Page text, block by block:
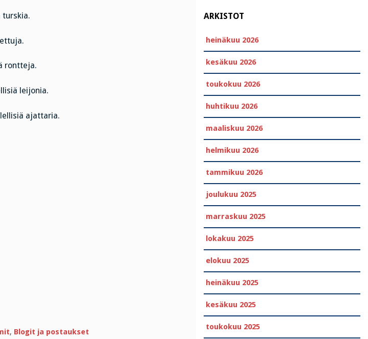
turskia.
rontteja.
leijonia.
ajattaria.
, Blogit ja postaukset
ARKISTOT
heinäkuu 2026
kesäkuu 2026
toukokuu 2026
huhtikuu 2026
maaliskuu 2026
helmikuu 2026
tammikuu 2026
joulukuu 2025
marraskuu 2025
lokakuu 2025
elokuu 2025
heinäkuu 2025
kesäkuu 2025
toukokuu 2025